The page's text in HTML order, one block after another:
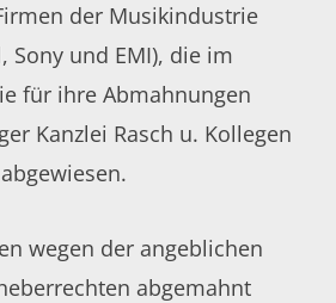
der Musikindustrie
Sony und EMI), die im
für ihre Abmahnungen
Kanzlei Rasch u. Kollegen
wegen der angeblichen
abgemahnt